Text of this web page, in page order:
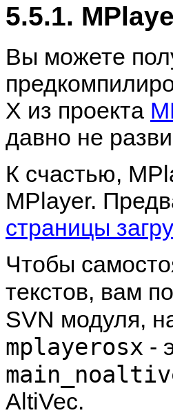
5.5.1.
Вы можете
X из проекта
давно не
К счастью,
MPlayer.
страницы
Чтобы
текстов, вам
SVN модуля,
mplayerosx -
AltiVec.